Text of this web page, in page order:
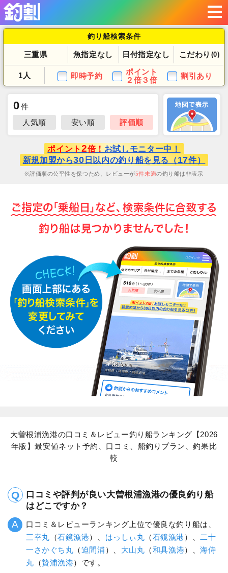
釣り船検索条件
三重県 魚指定なし 日付指定なし こだわり (0)
1人 即時予約
ポイント
２倍３倍
割引あり
0件
人気順
安い順 評価順
ポイント 2倍！ お試しモニター中！
新規加盟から30 日以内の釣り船を見る（17件）
評価順の公平性を保つため、レビューが5件未満の釣り船は非表示
大曽根浦漁港の口コミ＆レビュー釣り船ランキング【2026
年版】最安値ネット予約、口コミ、船釣りプラン、釣果比
較
口コミや評判が良い大曽根浦漁港の優良釣り船
はどこですか？
口コミ＆レビューランキング上位で優良な釣り船は、
三幸丸 （石鏡漁港）、 はっしぃ丸 （石鏡漁港 ）、
二十
一さかぐち丸 （迫間浦 ）、 大山丸 （和具漁港）、海侍
丸 （贄浦漁港）です。